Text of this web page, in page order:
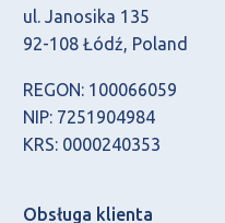
ul. Janosika 135
92-108 Łódź, Poland
REGON: 100066059
NIP: 7251904984
KRS: 0000240353
Obsługa klienta